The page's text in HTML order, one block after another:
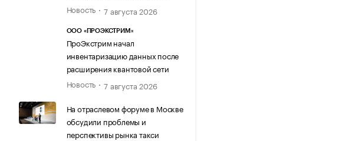
Новость
7 августа 2026
ООО «ПРОЭКСТРИМ»
ПроЭкстрим начал
инвентаризацию данных после
расширения квантовой сети
Новость
7 августа 2026
На отраслевом форуме в Москве
обсудили проблемы и
перспективы рынка такси